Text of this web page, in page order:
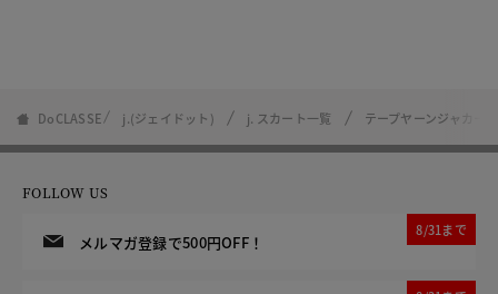
DoCLASSE j.(ジェイドット) j. スカート一覧 テープヤーンジャカー
FOLLOW US
メルマガ登録で500円OFF！
8/31まで